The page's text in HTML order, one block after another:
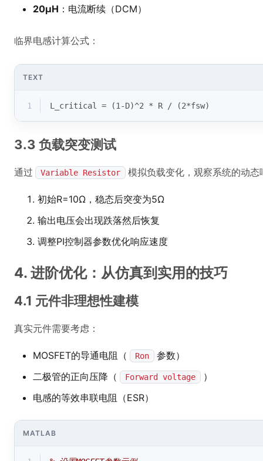
20μH ：电流断续（DCM）
临界电感计算公式：
TEXT
1 L_critical = (1-D)^2 * R / (2*fsw)
3.3 负载突变测试
通过 Variable Resistor 模拟负载变化，观察系统的动态
初始R=10Ω，稳态后突变为5Ω
输出电压会出现跌落然后恢复
调整PI控制器参数优化响应速度
4. 进阶优化：从仿真到实用的技巧
4.1 元件非理想性建模
真实元件需要考虑：
MOSFET的导通电阻（ Ron
参数）
二极管的正向压降（
Forward voltage
）
电感的等效串联电阻（ESR）
MATLAB